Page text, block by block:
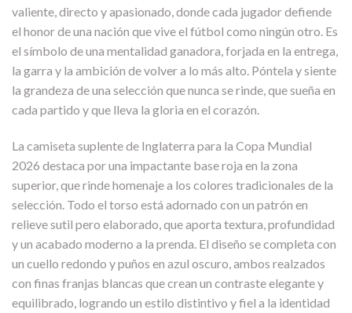
valiente, directo y apasionado, donde cada jugador defiende
el honor de una nación que vive el fútbol como ningún otro. Es
el símbolo de una mentalidad ganadora, forjada en la entrega,
la garra y la ambición de volver a lo más alto. Póntela y siente
la grandeza de una selección que nunca se rinde, que sueña en
cada partido y que lleva la gloria en el corazón.
La camiseta suplente de Inglaterra para la Copa Mundial
2026 destaca por una impactante base roja en la zona
superior, que rinde homenaje a los colores tradicionales de la
selección. Todo el torso está adornado con un patrón en
relieve sutil pero elaborado, que aporta textura, profundidad
y un acabado moderno a la prenda. El diseño se completa con
un cuello redondo y puños en azul oscuro, ambos realzados
con finas franjas blancas que crean un contraste elegante y
equilibrado, logrando un estilo distintivo y fiel a la identidad